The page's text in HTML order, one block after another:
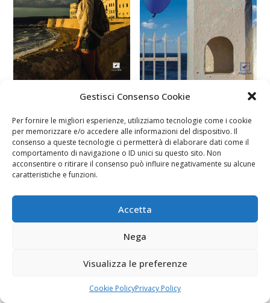
Gestisci Consenso Cookie
Per fornire le migliori esperienze, utilizziamo tecnologie come i cookie
per memorizzare e/o accedere alle informazioni del dispositivo. Il
consenso a queste tecnologie ci permetterà di elaborare dati come il
comportamento di navigazione o ID unici su questo sito. Non
acconsentire o ritirare il consenso può influire negativamente su alcune
caratteristiche e funzioni.
Accetta
Nega
Visualizza le preferenze
Cookie PolicyPrivacy Policy